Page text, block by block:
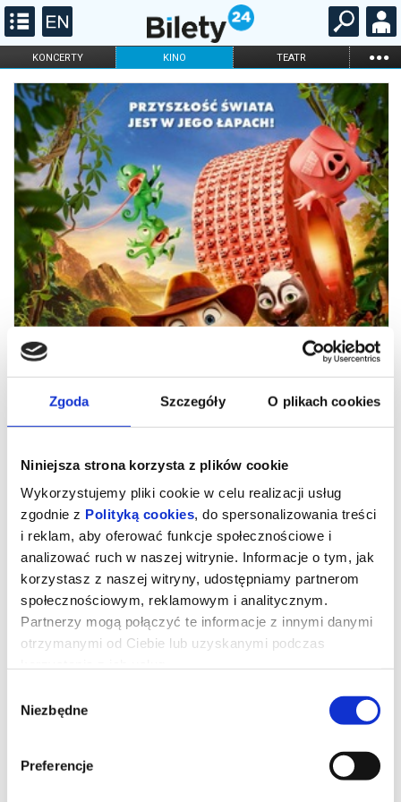
Zgoda Szczegóły O plikach cookies
Niniejsza strona korzysta z plików cookie
Wykorzystujemy pliki cookie w celu realizacji usług
zgodnie z Polityką cookies, do spersonalizowania treści
i reklam, aby oferować funkcje społecznościowe i
analizować ruch w naszej witrynie. Informacje o tym, jak
korzystasz z naszej witryny, udostępniamy partnerom
społecznościowym, reklamowym i analitycznym.
Partnerzy mogą połączyć te informacje z innymi danymi
otrzymanymi od Ciebie lub uzyskanymi podczas
zgody
Niezbędne
Preferencje
KONCERTY KINO TEATR ...
FILHARMONIA OPERA I BALET
STAND-UP
DLA DZIECI
ONLINE KARNETY
KUROZAJĄC I ŚWIĄTYNIA
bycia sobą. I o wyprawie, której nie powstydziłby się sam Indiana
Jones!
Gdy wyjątkowy pół kurczak, pół zając odkrywa, że nie jest sam i